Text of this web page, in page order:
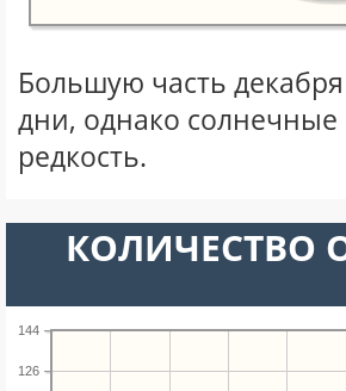
Большую часть
дни, однако
редкость.
КОЛИЧЕСТВО
126
144